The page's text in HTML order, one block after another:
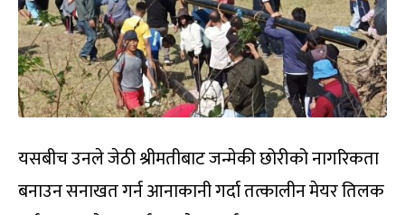
यसबीच उनले जेठी श्रीमतीबाट जन्मेकी छोरीको नागरिकता
बनाउन सनाखत गर्न आनाकानी गर्दा तत्कालीन मेयर तिलक